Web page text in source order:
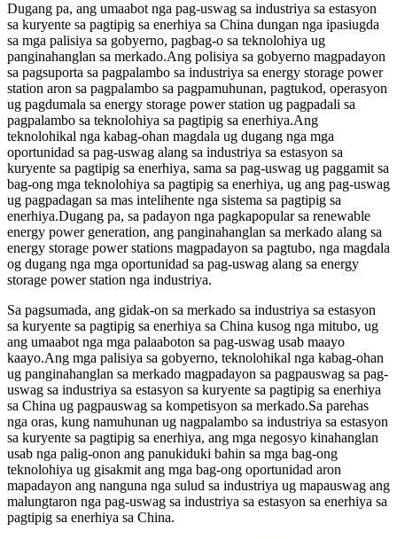
Dugang pa, ang umaabot nga pag-uswag sa industriya sa estasyon
sa kuryente sa pagtipig sa enerhiya sa China dungan nga ipasiugda
sa mga palisiya sa gobyerno, pagbag-o sa teknolohiya ug
panginahanglan sa merkado.Ang polisiya sa gobyerno magpadayon
sa pagsuporta sa pagpalambo sa industriya sa energy storage power
station aron sa pagpalambo sa pagpamuhunan, pagtukod, operasyon
ug pagdumala sa energy storage power station ug pagpadali sa
pagpalambo sa teknolohiya sa pagtipig sa enerhiya.Ang
teknolohikal nga kabag-ohan magdala ug dugang nga mga
oportunidad sa pag-uswag alang sa industriya sa estasyon sa
kuryente sa pagtipig sa enerhiya, sama sa pag-uswag ug paggamit sa
bag-ong mga teknolohiya sa pagtipig sa enerhiya, ug ang pag-uswag
ug pagpadagan sa mas intelihente nga sistema sa pagtipig sa
enerhiya.Dugang pa, sa padayon nga pagkapopular sa renewable
energy power generation, ang panginahanglan sa merkado alang sa
energy storage power stations magpadayon sa pagtubo, nga magdala
og dugang nga mga oportunidad sa pag-uswag alang sa energy
storage power station nga industriya.
Sa pagsumada, ang gidak-on sa merkado sa industriya sa estasyon
sa kuryente sa pagtipig sa enerhiya sa China kusog nga mitubo, ug
ang umaabot nga mga palaaboton sa pag-uswag usab maayo
kaayo.Ang mga palisiya sa gobyerno, teknolohikal nga kabag-ohan
ug panginahanglan sa merkado magpadayon sa pagpauswag sa pag-
uswag sa industriya sa estasyon sa kuryente sa pagtipig sa enerhiya
sa China ug pagpauswag sa kompetisyon sa merkado.Sa parehas
nga oras, kung namuhunan ug nagpalambo sa industriya sa estasyon
sa kuryente sa pagtipig sa enerhiya, ang mga negosyo kinahanglan
usab nga palig-onon ang panukiduki bahin sa mga bag-ong
teknolohiya ug gisakmit ang mga bag-ong oportunidad aron
mapadayon ang nanguna nga sulud sa industriya ug mapauswag ang
malungtaron nga pag-uswag sa industriya sa estasyon sa enerhiya sa
pagtipig sa enerhiya sa China.